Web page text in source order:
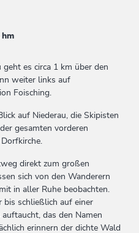
hm
es circa 1 km über den
weiter links auf
Foisching.
auf Niederau, die Skipisten
gesamten vorderen
direkt zum großen
sich von den Wanderern
in aller Ruhe beobachten.
bis schließlich auf einer
das den Namen
erinnern der dichte Wald